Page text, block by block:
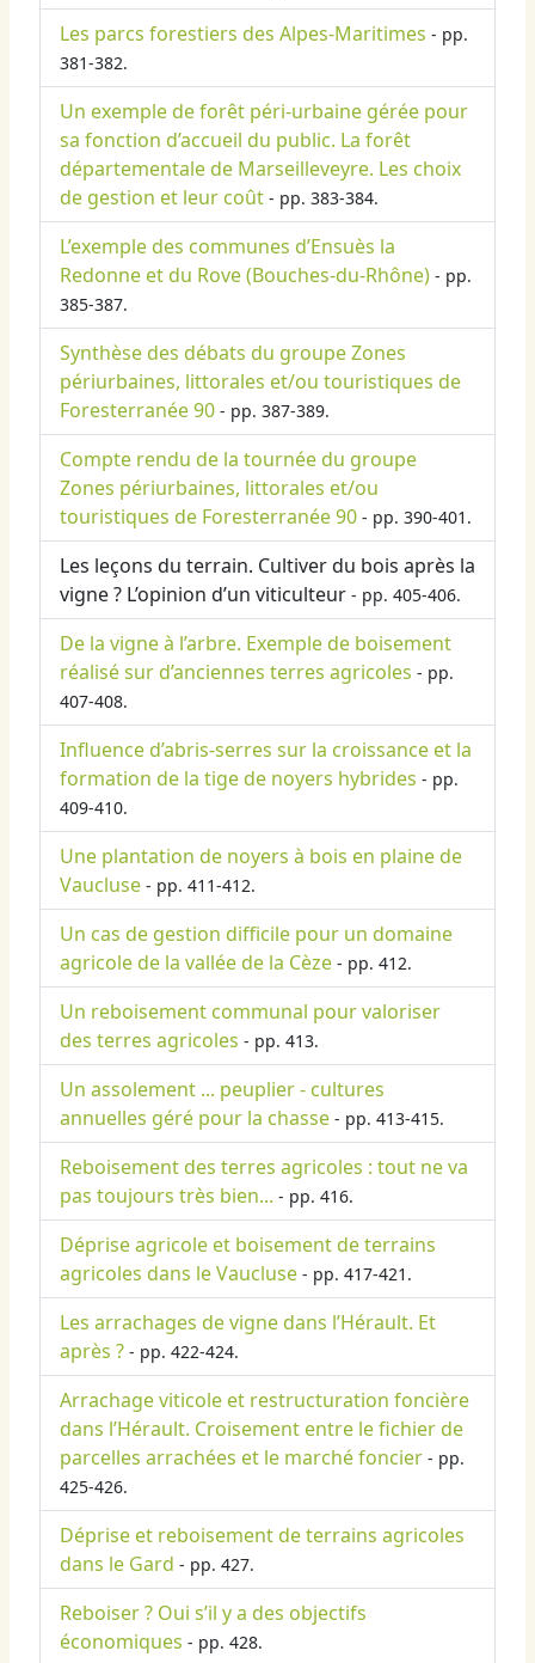
Les parcs forestiers des Alpes-Maritimes - pp.
381-382.
Un exemple de forêt péri-urbaine gérée pour
sa fonction d’accueil du public. La forêt
départementale de Marseilleveyre. Les choix
de gestion et leur coût - pp. 383-384.
L’exemple des communes d’Ensuès la
Redonne et du Rove (Bouches-du-Rhône) - pp.
385-387.
Synthèse des débats du groupe Zones
périurbaines, littorales et/ou touristiques de
Foresterranée 90 - pp. 387-389.
Compte rendu de la tournée du groupe
Zones périurbaines, littorales et/ou
touristiques de Foresterranée 90 - pp. 390-401.
Les leçons du terrain. Cultiver du bois après la
vigne ? L’opinion d’un viticulteur - pp. 405-406.
De la vigne à l’arbre. Exemple de boisement
réalisé sur d’anciennes terres agricoles - pp.
407-408.
Influence d’abris-serres sur la croissance et la
formation de la tige de noyers hybrides - pp.
409-410.
Une plantation de noyers à bois en plaine de
Vaucluse - pp. 411-412.
Un cas de gestion difficile pour un domaine
agricole de la vallée de la Cèze - pp. 412.
Un reboisement communal pour valoriser
des terres agricoles - pp. 413.
Un assolement ... peuplier - cultures
annuelles géré pour la chasse - pp. 413-415.
Reboisement des terres agricoles : tout ne va
pas toujours très bien... - pp. 416.
Déprise agricole et boisement de terrains
agricoles dans le Vaucluse - pp. 417-421.
Les arrachages de vigne dans l’Hérault. Et
après ? - pp. 422-424.
Arrachage viticole et restructuration foncière
dans l’Hérault. Croisement entre le fichier de
parcelles arrachées et le marché foncier - pp.
425-426.
Déprise et reboisement de terrains agricoles
dans le Gard - pp. 427.
Reboiser ? Oui s’il y a des objectifs
économiques - pp. 428.